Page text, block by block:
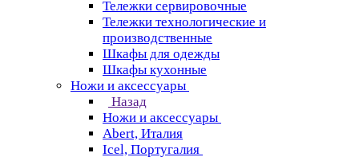
Тележки сервировочные
Тележки технологические и
производственные
Шкафы для одежды
Шкафы кухонные
Ножи и аксессуары
Назад
Ножи и аксессуары
Abert, Италия
Icel, Португалия